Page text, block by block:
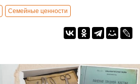
Семейные ценности